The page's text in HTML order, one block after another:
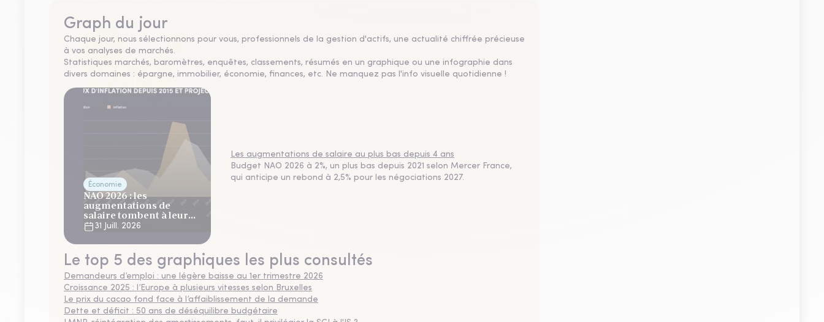
Graph du jour
Chaque jour, nous sélectionnons pour vous, professionnels de la gestion d'actifs, une actualité chiffrée précieuse
à vos analyses de marchés.
Statistiques marchés, baromètres, enquêtes, classements, résumés en un graphique ou une infographie dans
divers domaines : épargne, immobilier, économie, finances, etc. Ne manquez pas l'info visuelle quotidienne !
Économie
NAO 2026 : les
augmentations de
salaire tombent à leur
plus bas niveau depuis 4
ans
31 Juill. 2026
Les augmentations de salaire au plus bas depuis 4 ans
Budget NAO 2026 à 2%, un plus bas depuis 2021 selon Mercer France,
qui anticipe un rebond à 2,5% pour les négociations 2027.
Le top 5 des graphiques les plus consultés
Demandeurs d’emploi : une légère baisse au 1er trimestre 2026
Croissance 2025 : l’Europe à plusieurs vitesses selon Bruxelles
Le prix du cacao fond face à l’affaiblissement de la demande
Dette et déficit : 50 ans de déséquilibre budgétaire